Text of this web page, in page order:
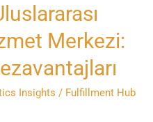
Merkezi:
Insights / Fulfillment Hub